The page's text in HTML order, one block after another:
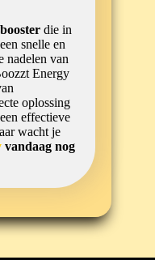
die in
snelle en
nadelen van
Energy
oplossing
effectieve
wacht je
vandaag nog